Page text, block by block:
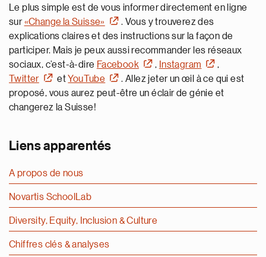
Le plus simple est de vous informer directement en ligne
sur«Change la Suisse»
. Vous y trouverez des
explications claires et des instructions sur la façon de
participer. Mais je peux aussi recommander les réseaux
sociaux, c’est-à-dire Facebook , Instagram
,
Twitter
et YouTube
. Allez jeter un œil à ce qui est
proposé, vous aurez peut-être un éclair de génie et
changerez la Suisse!
Liens apparentés
A propos de nous
Novartis SchoolLab
Diversity, Equity, Inclusion & Culture
Chiffres clés & analyses